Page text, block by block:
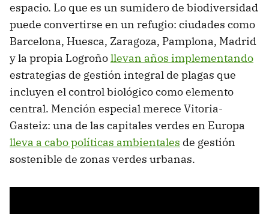
espacio. Lo que es un sumidero de biodiversidad
puede convertirse en un refugio: ciudades como
Barcelona, Huesca, Zaragoza, Pamplona, Madrid
y la propia Logroñollevan años implementando
estrategias de gestión integral de plagas que
incluyen el control biológico como elemento
central. Mención especial merece Vitoria-
Gasteiz: una de las capitales verdes en Europa
lleva a cabo políticas ambientales de gestión
sostenible de zonas verdes urbanas.